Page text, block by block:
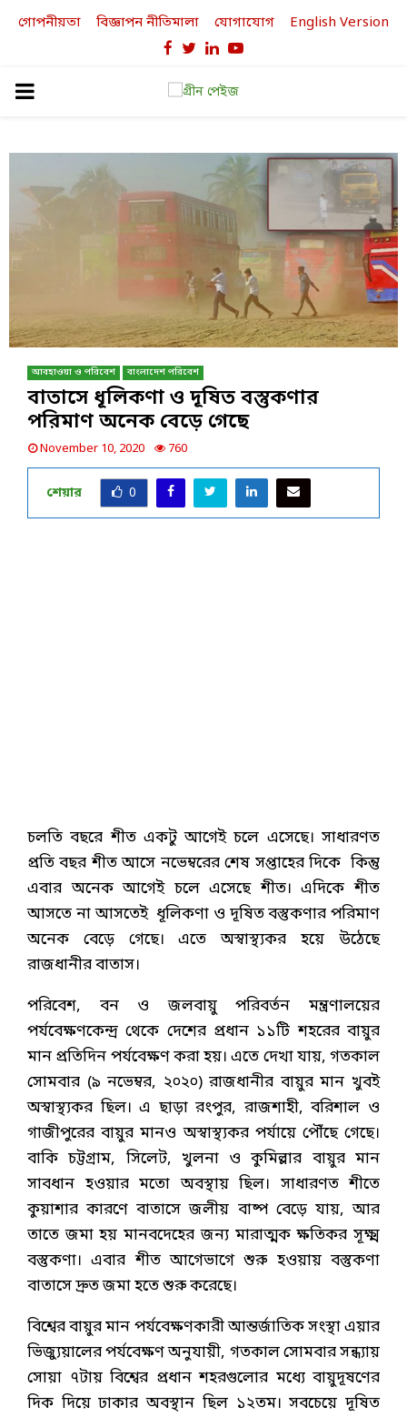
গোপনীয়তা বিজ্ঞাপন নীতিমালা যোগাযোগ English Version
Facebook
TwitterLinkedinYoutube
PRIMARY
আবহাওয়া ও পরিবেশ বাংলাদেশ পরিবেশ
বাতাসে ধূলিকণা ও দূষিত বস্তুকণার
পরিমাণ অনেক বেড়ে গেছে
November 10, 2020 760
শেয়ার 0
চলতি বছরে শীত একটু আগেই চলে এসেছে। সাধারণত
প্রতি বছর শীত আসে নভেম্বরের শেষ সপ্তাহের দিকে কিন্তু
এবার অনেক আগেই চলে এসেছে শীত। এদিকে শীত
আসতে না আসতেই ধূলিকণা ও দূষিত বস্তুকণার পরিমাণ
অনেক বেড়ে গেছে। এতে অস্বাস্থ্যকর হয়ে উঠেছে
রাজধানীর বাতাস।
পরিবেশ, বন ও জলবায়ু পরিবর্তন মন্ত্রণালয়ের
পর্যবেক্ষণকেন্দ্র থেকে দেশের প্রধান ১১টি শহরের বায়ুর
মান প্রতিদিন পর্যবেক্ষণ করা হয়। এতে দেখা যায়, গতকাল
সোমবার (৯ নভেম্বর, ২০২০) রাজধানীর বায়ুর মান খুবই
অস্বাস্থ্যকর ছিল। এ ছাড়া রংপুর, রাজশাহী, বরিশাল ও
গাজীপুরের বায়ুর মানও অস্বাস্থ্যকর পর্যায়ে পৌঁছে গেছে।
বাকি চট্টগ্রাম, সিলেট, খুলনা ও কুমিল্লার বায়ুর মান
সাবধান হওয়ার মতো অবস্থায় ছিল। সাধারণত শীতে
কুয়াশার কারণে বাতাসে জলীয় বাষ্প বেড়ে যায়, আর
তাতে জমা হয় মানবদেহের জন্য মারাত্মক ক্ষতিকর সূক্ষ্ম
বস্তুকণা। এবার শীত আগেভাগে শুরু হওয়ায় বস্তুকণা
বাতাসে দ্রুত জমা হতে শুরু করেছে।
বিশ্বের বায়ুর মান পর্যবেক্ষণকারী আন্তর্জাতিক সংস্থা এয়ার
ভিজ্যুয়ালের পর্যবেক্ষণ অনুযায়ী, গতকাল সোমবার সন্ধ্যায়
সোয়া ৭টায় বিশ্বের প্রধান শহরগুলোর মধ্যে বায়ুদূষণের
দিক দিয়ে ঢাকার অবস্থান ছিল ১২তম। সবচেয়ে দূষিত